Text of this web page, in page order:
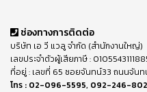
ช่องทางการติดต่อ
บริษัท เอ วี แวลู จำกัด (สำนักงานใหญ่)
เลขประจำตัวผู้เสียภาษี :
ที่อยู่ : เลขที่ 65 ซอยจันทน์33 ถนนจันท
โทร : 02-096-5595, 092-246-